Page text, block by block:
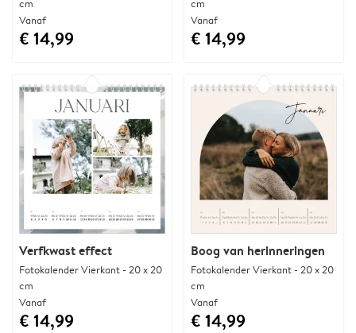
cm
Vanaf
€ 14,99
cm
Vanaf
€ 14,99
Verfkwast effect
Fotokalender Vierkant - 20 x 20
cm
Vanaf
€ 14,99
Boog van herinneringen
Fotokalender Vierkant - 20 x 20
cm
Vanaf
€ 14,99